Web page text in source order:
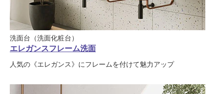
洗面台（洗面化粧台）
エレガンスフレーム洗面
人気の《エレガンス》にフレームを付けて魅力アップ